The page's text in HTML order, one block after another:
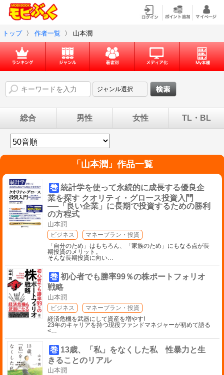
トップ 〉 作者一覧 〉 山本潤
総合 男性 女性 TL・BL
「 山本潤 」作品一覧
巻 統計学を使って永続的に成長する優良企
業を探す クオリティ・グロース投資入門
──「良い企業」に長期で投資するための勝利
の方程式
山本潤
ビジネス
マネープラン・投資
「自分のため」はもちろん、「家族のため」にもなる点が長
期投資のメリット。
そんな長期投資に向い…
巻 初心者でも勝率99％の株ポートフォリオ
戦略
山本潤
ビジネス
マネープラン・投資
経済危機を武器にして資産を増やす!
23年のキャリアを持つ現役ファンドマネジャーが初めて語る
<…
巻 13歳、「私」をなくした私 性暴力と生
きることのリアル
山本潤